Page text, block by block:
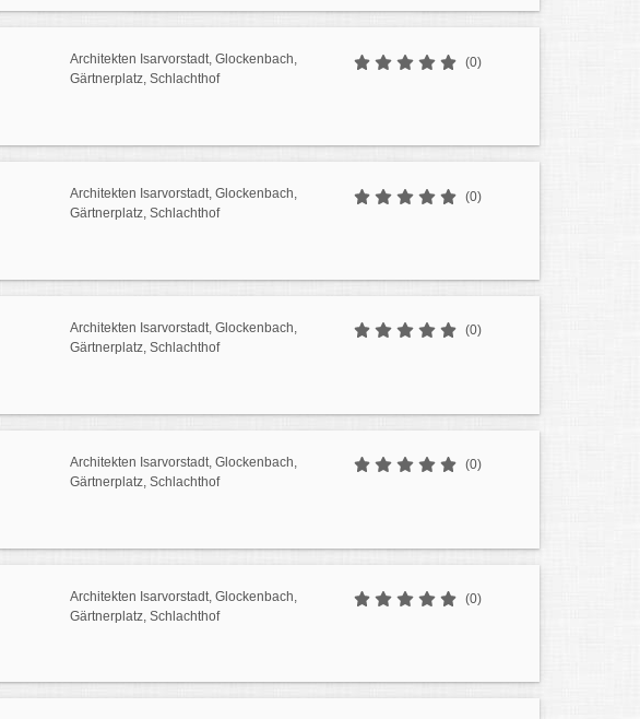
Architekten Isarvorstadt, Glockenbach,
Gärtnerplatz, Schlachthof
(0)
Architekten Isarvorstadt, Glockenbach,
Gärtnerplatz, Schlachthof
(0)
Architekten Isarvorstadt, Glockenbach,
Gärtnerplatz, Schlachthof
(0)
Architekten Isarvorstadt, Glockenbach,
Gärtnerplatz, Schlachthof
(0)
Architekten Isarvorstadt, Glockenbach,
Gärtnerplatz, Schlachthof
(0)